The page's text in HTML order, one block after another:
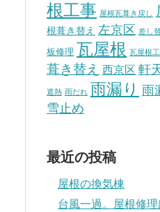
根工事 屋根瓦葺き戻し
根葺き替え 左京区 差し
板修理 瓦屋根 瓦屋根
葺き替え 西京区 軒
遮熱 雨だれ 雨漏り 雨
雪止め
最近の投稿
屋根の換気棟
台風一過。屋根修理